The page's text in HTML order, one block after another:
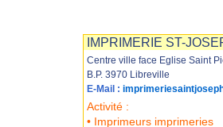
IMPRIMERIE ST-
Centre ville face Eglise Saint
B.P. 3970 Libreville
E-Mail :
Activité :
• Imprimeurs imprimeries